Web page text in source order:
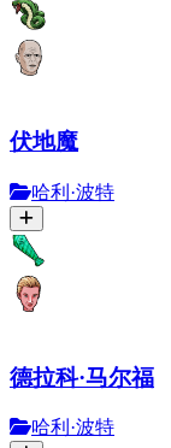
伏地魔
哈利·波特
德拉科·马尔福
哈利·波特